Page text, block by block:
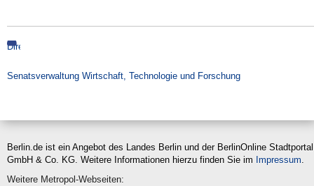
Direkt
Suche
Senatsverwaltung Wirtschaft, Technologie und Forschung
Berlin.de ist ein Angebot des Landes Berlin und der BerlinOnline Stadtportal
GmbH & Co. KG. Weitere Informationen hierzu finden Sie im Impressum
Weitere Metropol-Webseiten: